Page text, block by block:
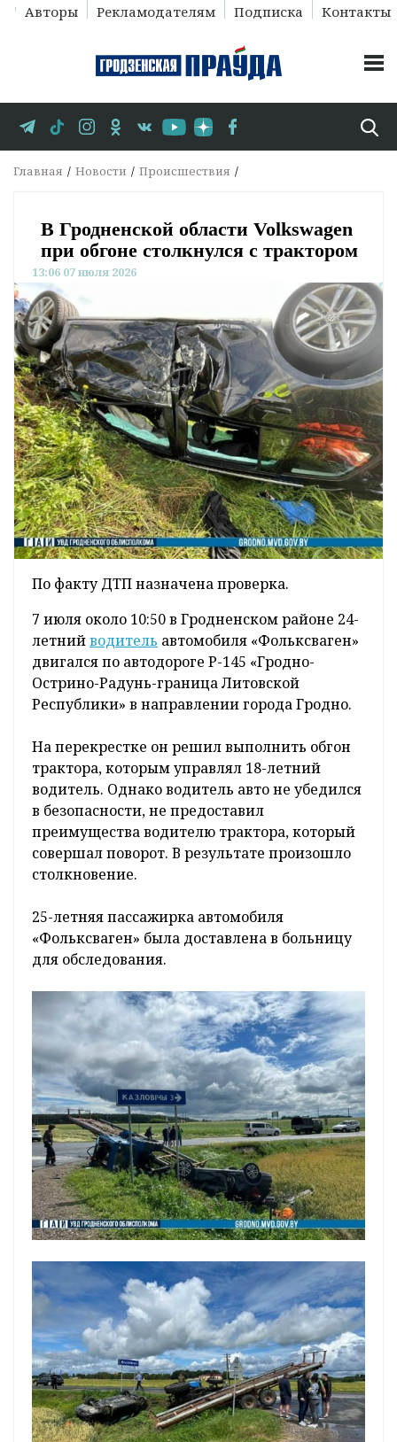
Авторы Рекламодателям Подписка Контакты
Главная Новости Происшествия
В Гродненской области Volkswagen
при обгоне столкнулся с трактором
13:06 07 июля 2026
По факту ДТП назначена проверка.
7 июля около 10:50 в Гродненском районе 24-
летнийводитель автомобиля «Фольксваген»
двигался по автодороге Р-145 «Гродно-
Острино-Радунь-граница Литовской
Республики» в направлении города Гродно.
На перекрестке он решил выполнить обгон
трактора, которым управлял 18-летний
водитель. Однако водитель авто не убедился
в безопасности, не предоставил
преимущества водителю трактора, который
совершал поворот. В результате произошло
столкновение.
25-летняя пассажирка автомобиля
«Фольксваген» была доставлена в больницу
для обследования.